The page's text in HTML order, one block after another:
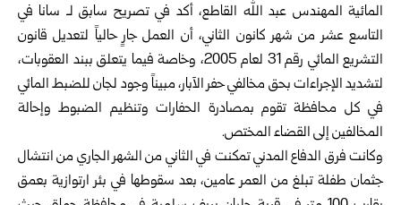
المائية المهندس عبد الله القاطع، أكد في تصريح سابق لـ سانا في
التاسع عشر من شهر كانون الثاني، أن العمل جارٍ حالياً لتعديل قانون
التشريع المائي رقم 31 لعام 2005، وخاصة فيما يتعلق ببند العقوبات،
لتشديد الإجراءات بحق مخالفي حفر الآبار، مبيناً وجود لجان للضبط المائي
في كل محافظة تقوم بمصادرة الحفارات وتنظيم الضبوط وإحالة
المخالفين إلى القضاء المختص.
وكانت فرق الدفاع المدني تمكنت في الثاني من الشهر الجاري من انتشال
جثمان طفلة تبلغ من العمر عامين، بعد سقوطها في بئر ارتوازية بعمق